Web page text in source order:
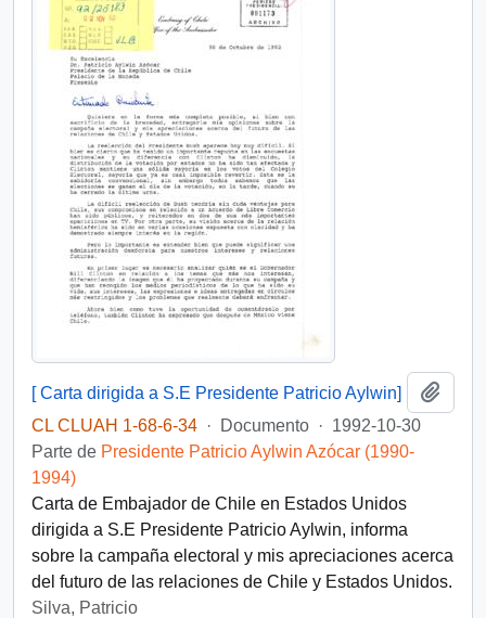
[ Carta dirigida a S.E Presidente Patricio Aylwin]
CL CLUAH 1-68-6-34 · Documento · 1992-10-30
Parte de Presidente Patricio Aylwin Azócar (1990-
1994)
Carta de Embajador de Chile en Estados Unidos
dirigida a S.E Presidente Patricio Aylwin, informa
sobre la campaña electoral y mis apreciaciones acerca
del futuro de las relaciones de Chile y Estados Unidos.
Silva, Patricio